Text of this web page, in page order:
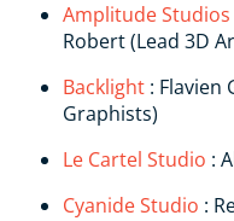
Amplitude Studios
Robert (Lead 3D
Backlight : Flavien
Graphists)
Le Cartel Studio :
Cyanide Studio :